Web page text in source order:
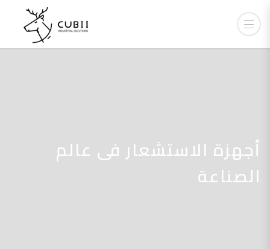
أجهزة الاستشعار فى عالم
الصناعة